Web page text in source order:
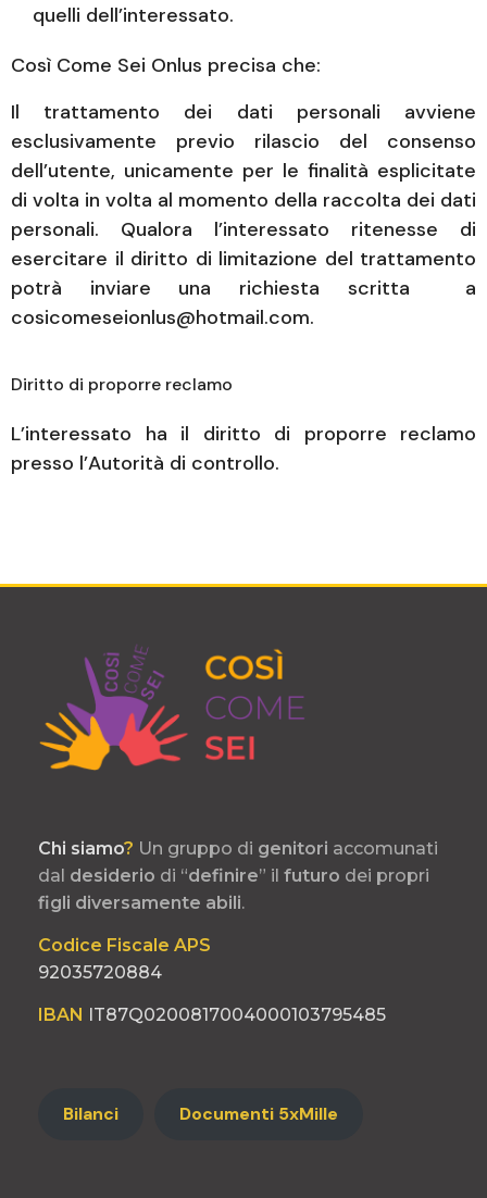
quelli dell’interessato.
Così Come Sei Onlus precisa che:
Il trattamento dei dati personali avviene
esclusivamente previo rilascio del consenso
dell’utente, unicamente per le finalità esplicitate
di volta in volta al momento della raccolta dei dati
personali. Qualora l’interessato ritenesse di
esercitare il diritto di limitazione del trattamento
potrà inviare una richiesta scritta a
cosicomeseionlus@hotmail.com.
Diritto di proporre reclamo
L’interessato ha il diritto di proporre reclamo
presso l’Autorità di controllo.
Chi siamo? Un gruppo di genitori accomunati
dal desiderio di “definire” il futuro dei propri
figli diversamente abili.
Codice Fiscale APS
92035720884
IBAN IT87Q0200817004000103795485
Bilanci Documenti 5xMille